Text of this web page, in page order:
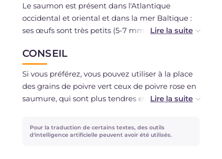
Le saumon est présent dans l'Atlantique
occidental et oriental et dans la mer Baltique :
ses œufs sont très petits (5-7 mm) mais
en contient de 5 à 7000.
Si vous en avez chez vous, vous pouvez les
ajouter comme décoration sur l'assiette de
service de cette recette raffinée, pour l'embellir
davantage.
CONSEIL
Si vous préférez, vous pouvez utiliser à la place
des grains de poivre vert ceux de poivre rose en
saumure, qui sont plus tendres et ont un goût
remplacer la purée de tomates par des tomates
fraîches et bien mûres coupées en dés, que vous
Pour la traduction de certains textes, des outils
d'intelligence artificielle peuvent avoir été utilisés.